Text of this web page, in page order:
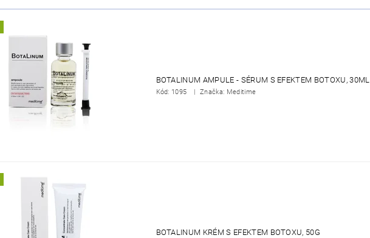
BOTALINUM AMPULE - SÉRUM S EFEKTEM BOTOXU, 30ML
Kód: 1095 Značka: Meditime
BOTALINUM KRÉM S EFEKTEM BOTOXU, 50G